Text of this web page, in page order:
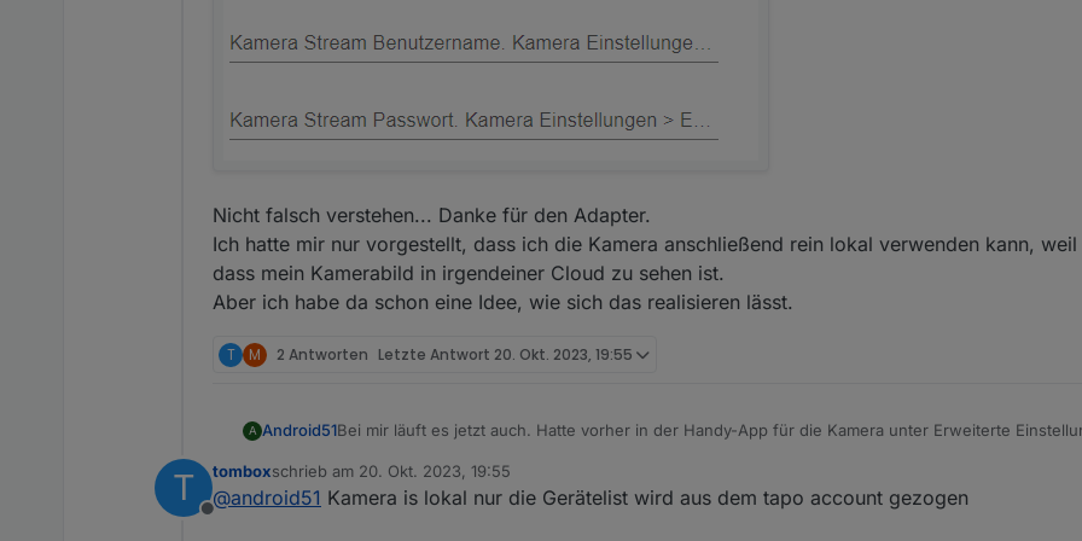
Nicht falsch verstehen... Danke für den Adapter.
Ich hatte mir nur vorgestellt, dass ich die Kamera anschließend rein lokal verwenden kann,
dass mein Kamerabild in irgendeiner Cloud zu sehen ist.
Aber ich habe da schon eine Idee, wie sich das realisieren lässt.
T M 2 Antworten Letzte Antwort 20. Okt. 2023, 19:55
A Android51Bei mir läuft es jetzt auch. Hatte vorher in der Handy-App für die Kamera unter Erweiterte
erkannt. Interessant ist aber, dass ich die Daten im ioBroker Adapter anschließend nicht
funktionierte. Aber zuletzt sogar die Daten (siehe Abbildung unten) freigelassen und es
T
Offline
tomboxschrieb am 20. Okt. 2023, 19:55
zuletzt editiert von
@android51 Kamera is lokal nur die Gerätelist wird aus dem tapo account gezogen